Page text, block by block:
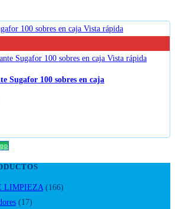
Vista rápida
Vista rápida
Sugafor 100 sobres en caja
LIMPIEZA (166)
(17)